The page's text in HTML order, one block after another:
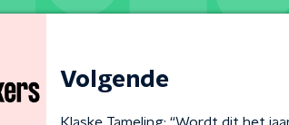
Volgende